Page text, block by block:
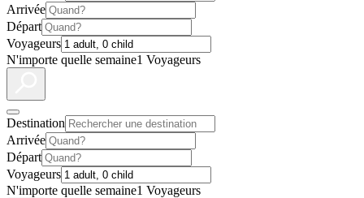
Arrivée
Départ
Voyageurs
N'importe quelle semaine1 Voyageurs
Destination
Arrivée
Départ
Voyageurs
N'importe quelle semaine1 Voyageurs